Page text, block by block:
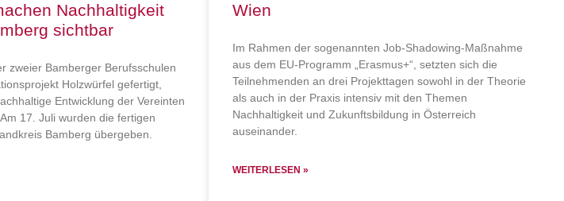
Nachhaltigkeit
sichtbar
zweier Bamberger Berufsschulen
Holzwürfel gefertigt,
Entwicklung der Vereinten
17. Juli wurden die fertigen
Bamberg übergeben.
Wien
Im Rahmen der sogenannten Job-Shadowing-Maßnahme
aus dem EU-Programm „Erasmus+“, setzten sich die
Teilnehmenden an drei Projekttagen sowohl in der Theorie
als auch in der Praxis intensiv mit den Themen
Nachhaltigkeit und Zukunftsbildung in Österreich
auseinander.
WEITERLESEN »